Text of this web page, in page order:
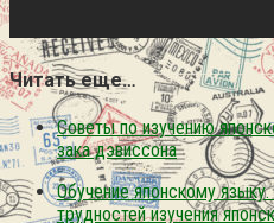
Читать еще…
Советы по изучению
зака дэвиссона
Обучение японскому
трудностей изучения